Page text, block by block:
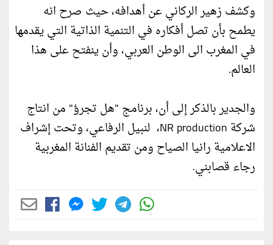
وكشف زهير الركاني عن أهدافه، حيث صرح انه
يطمح بأن تصل أفكاره في التنمية الذاتية التي يقدمها
في المغرب الى الوطن العربي، وأن ينفتح على هذا
العالم.
والجدير بالذكر إلى أن، برنامج "هل تجرؤ" من انتاج
شركة NR production، لنبيل الرفاعي، وتحت إشراف
الاعلامية رانيا الصياح ومن تقديم الفنانة المغربية
رجاء قصابني.